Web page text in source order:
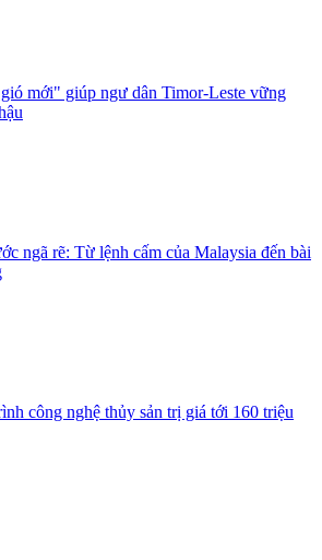
mới" giúp ngư dân Timor-Leste vững
ngã rẽ: Từ lệnh cấm của Malaysia đến bài
công nghệ thủy sản trị giá tới 160 triệu